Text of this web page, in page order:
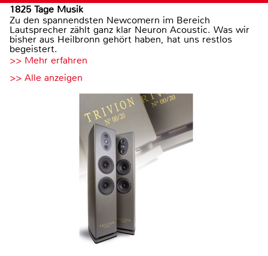
1825 Tage Musik
Zu den spannendsten Newcomern im Bereich
Lautsprecher zählt ganz klar Neuron Acoustic. Was wir
bisher aus Heilbronn gehört haben, hat uns restlos
begeistert.
>> Mehr erfahren
>> Alle anzeigen